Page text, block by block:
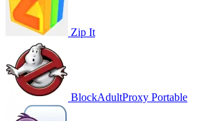
Zip It
BlockAdultProxy Portable